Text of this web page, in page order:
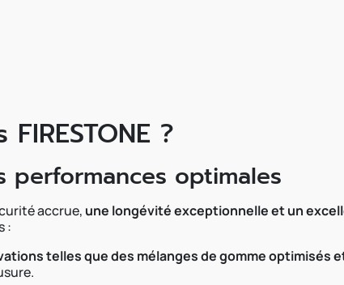
?
optimales
accrue, une longévité exceptionnelle et un
:
telles que des mélanges de gomme optimisés